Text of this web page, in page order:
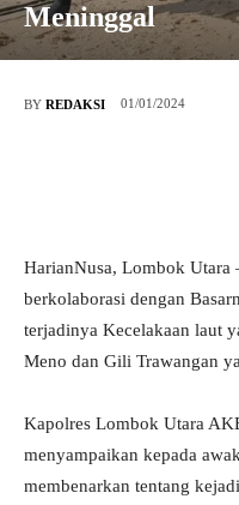
Meninggal
BY REDAKSI 01/01/2024
HarianNusa, Lombok Utara
berkolaborasi dengan
terjadinya Kecelakaan laut
Meno dan Gili Trawangan
Kapolres Lombok Utara
menyampaikan kepada
membenarkan tentang